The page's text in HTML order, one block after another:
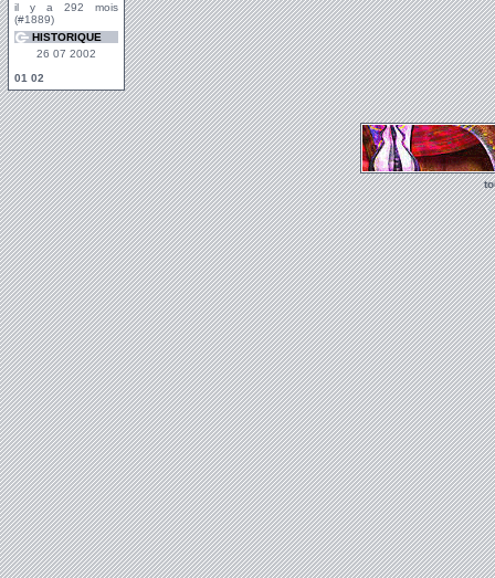
il y a 292 mois
(#1889)
HISTORIQUE
26 07 2002
01 02